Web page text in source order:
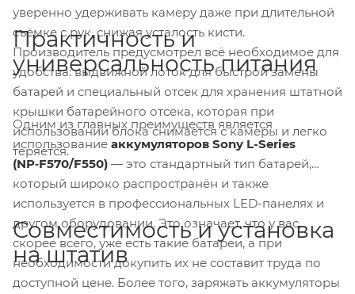
уверенно удерживать камеру даже при длительной
съёмке с рук, снижая усталость кисти.
Производитель предусмотрел всё необходимое для
удобства: выдвижной лоток для быстрой замены
батарей и специальный отсек для хранения штатной
крышки батарейного отсека, которая при
использовании блока снимается с камеры и легко
теряется.
Практичность и
универсальность питания
Одним из главных преимуществ является
использование аккумуляторов Sony L-Series
(NP‑F570/F550) — это стандартный тип батарей,
который широко распространён и также
используется в профессиональных LED-панелях и
другом оборудовании. Это означает, что у вас,
скорее всего, уже есть такие батареи, а при
необходимости докупить их не составит труда по
доступной цене. Более того, заряжать аккумуляторы
Совместимость и установка
на штатив